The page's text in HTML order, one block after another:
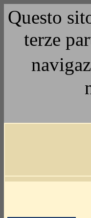
Questo
terze